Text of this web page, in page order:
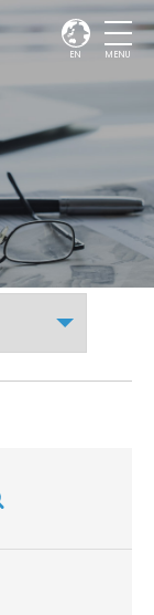
EN MENU